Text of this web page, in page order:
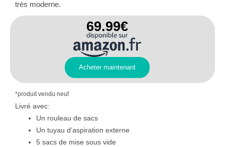
très moderne.
69.99€
Acheter maintenant
*produit vendu neuf
Livré avec:
Un rouleau de sacs
Un tuyau d’aspiration externe
5 sacs de mise sous vide